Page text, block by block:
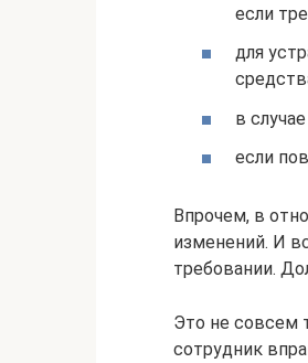
если
для
в
если
Впрочем, в
изменений. И
требовании.
Это не совсем
сотрудник